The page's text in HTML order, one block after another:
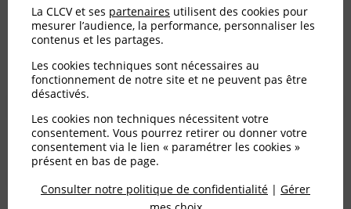
Nos coordonnées en
France
OU
La CLCV et ses partenaires utilisent des cookies pour
mesurer l’audience, la performance, personnaliser les
contenus et les partages.
Les cookies techniques sont nécessaires au
fonctionnement de notre site et ne peuvent pas être
désactivés.
Les cookies non techniques nécessitent votre
consentement. Vous pourrez retirer ou donner votre
consentement via le lien « paramétrer les cookies »
présent en bas de page.
Consulter notre politique de confidentialité | Gérer